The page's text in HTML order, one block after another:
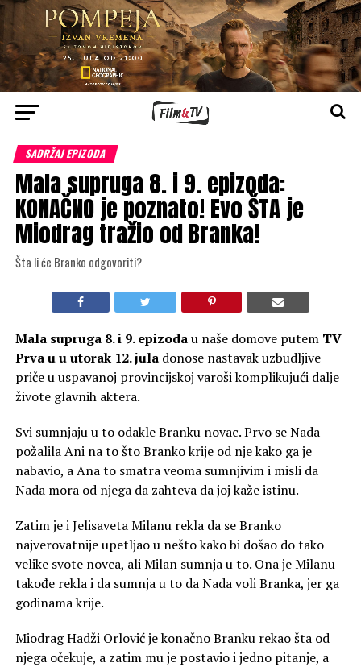
SADRŽAJ EPIZODA
Mala supruga 8. i 9. epizoda:
KONAČNO je poznato! Evo ŠTA je
Miodrag tražio od Branka!
Šta li će Branko odgovoriti?
Mala supruga 8. i 9. epizodau naše domove putem TV
Prva u u utorak 12. juladonose nastavak uzbudljive
priče u uspavanoj provincijskoj varoši komplikujući dalje
živote glavnih aktera.
Svi sumnjaju u to odakle Branku novac. Prvo se Nada
požalila Ani na to što Branko krije od nje kako ga je
nabavio, a Ana to smatra veoma sumnjivim i misli da
Nada mora od njega da zahteva da joj kaže istinu.
Zatim je i Jelisaveta Milanu rekla da se Branko
najverovatnije upetljao u nešto kako bi došao do tako
velike svote novca, ali Milan sumnja u to. Ona je Milanu
takođe rekla i da sumnja u to da Nada voli Branka, jer ga
godinama krije.
Miodrag Hadži Orlović je konačno Branku rekao šta od
njega očekuje, a zatim mu je postavio i jedno pitanje, a